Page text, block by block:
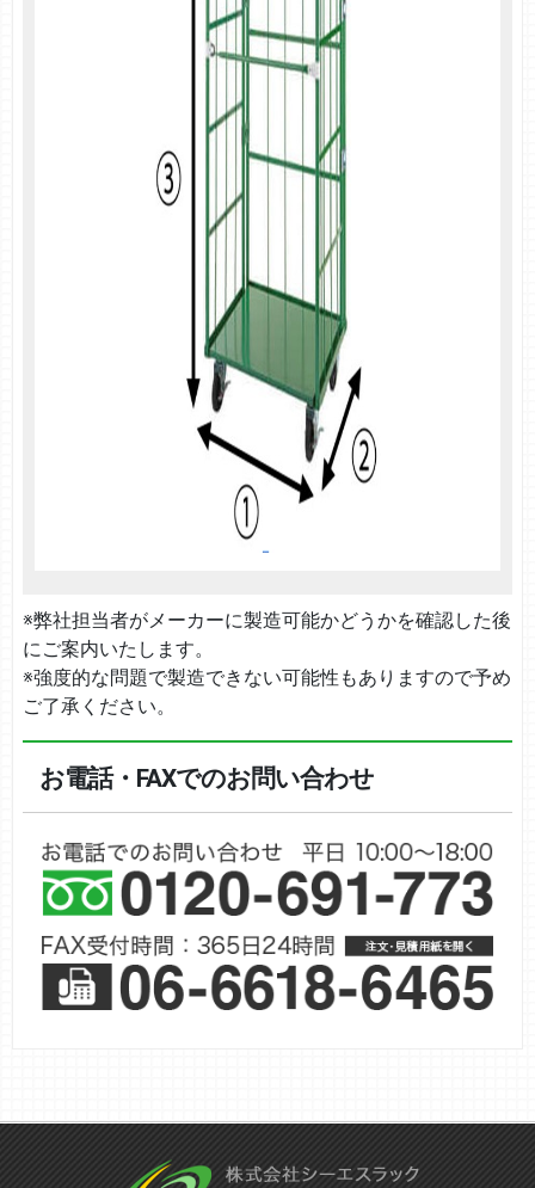
※弊社担当者がメーカーに製造可能かどうかを確認した後
にご案内いたします。
※強度的な問題で製造できない可能性もありますので予め
ご了承ください。
お電話・FAXでのお問い合わせ